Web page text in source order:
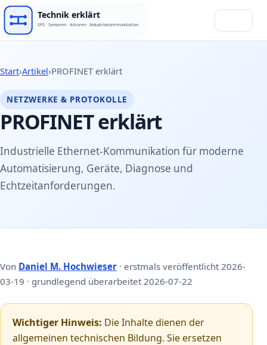
Start›Artikel›PROFINET erklärt
NETZWERKE & PROTOKOLLE
PROFINET erklärt
Industrielle Ethernet-Kommunikation für moderne
Automatisierung, Geräte, Diagnose und
Echtzeitanforderungen.
Von Daniel M. Hochwieser · erstmals veröffentlicht 2026-
03-19 · grundlegend überarbeitet 2026-07-22
Wichtiger Hinweis: Die Inhalte dienen der
allgemeinen technischen Bildung. Sie ersetzen